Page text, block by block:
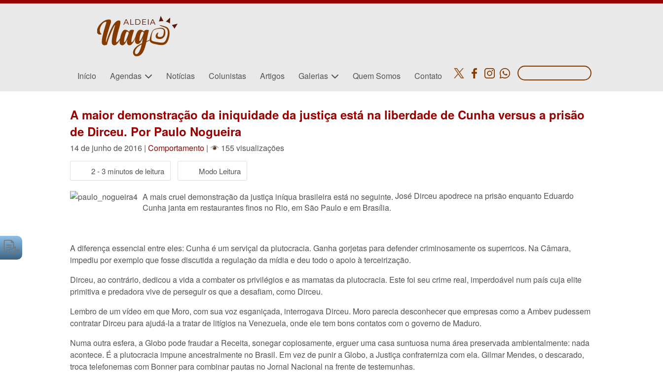
Início Agendas Notícias Colunistas Artigos Galerias Quem Somos Contato
A maior demonstração da iniquidade da justiça está na liberdade de Cunha versus a prisão
de Dirceu. Por Paulo Nogueira
14 de junho de 2016 | Comportamento | 155 visualizações
2 - 3 minutos de leitura Modo Leitura
A mais cruel demonstração da justiça iníqua brasileira está no seguinte. José Dirceu apodrece na prisão enquanto Eduardo
Cunha janta em restaurantes finos no Rio, em São Paulo e em Brasília.
A diferença essencial entre eles: Cunha é um serviçal da plutocracia. Ganha gorjetas para defender criminosamente os superricos. Na Câmara,
impediu por exemplo que fosse discutida a regulação da mídia e deu todo o apoio à terceirização.
Dirceu, ao contrário, dedicou a vida a combater os privilégios e as mamatas da plutocracia. Este foi seu crime real, imperdoável num país cuja elite
primitiva e predadora vive de perseguir os que a desafiam, como Dirceu.
Lembro de um vídeo em que Moro, com sua voz esganiçada, interrogava Dirceu. Moro parecia desconhecer que empresas como a Ambev pudessem
contratar Dirceu para ajudá-la a tratar de litígios na Venezuela, onde ele tem bons contatos com o governo de Maduro.
Numa outra esfera, a Globo pode fraudar a Receita, sonegar copiosamente, erguer uma casa suntuosa numa área preservada ambientalmente: nada
acontece. É a plutocracia impune ancestralmente no Brasil. Em vez de punir a Globo, a Justiça confraterniza com ela. Gilmar Mendes, o descarado,
troca telefonemas com Bonner para combinar pautas no Jornal Nacional na frente de testemunhas.